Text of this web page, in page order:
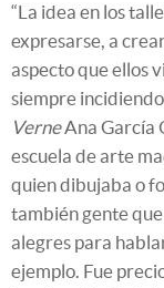
“La idea en los
expresarse, a
aspecto que ellos
siempre
VerneAna García
escuela de arte
quien dibujaba o
también gente
alegres para
ejemplo. Fue